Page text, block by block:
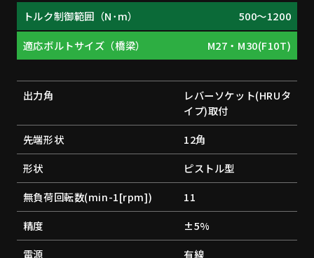
トルク制御範囲（N･m）
500～1200
適応ボルトサイズ（橋梁）
M27・M30(F10T)
出力角
レバーソケット(HRUタ
イプ)取付
先端形状
12角
形状
ピストル型
無負荷回転数(min-1[rpm])
11
精度
±5%
電源
有線